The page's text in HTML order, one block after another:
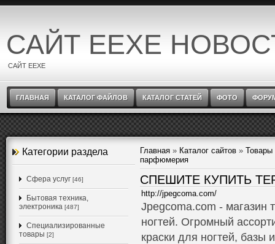
САЙТ EEXE
САЙТ EEXE
ГЛАВНАЯ КАТАЛОГ ФАЙЛОВ КАТАЛОГ СТАТЕЙ ФОТО
Категории раздела
Cфера услуг [46]
Бытовая техника,
электроника [487]
Специализированные
товары [2]
Главная » Каталог сайтов » Товары
парфюмерия
СПЕШИТЕ КУПИТЬ
http://jpegcoma.com/
Jpegcoma.com - магазин
ногтей. Огромный
краски для ногтей, базы